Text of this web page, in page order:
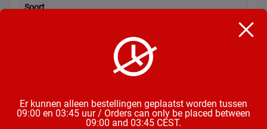
Soort
Er kunnen alleen bestellingen geplaatst worden tussen
09:00 en 03:45 uur / Orders can only be placed between
09:00 and 03:45 CEST.